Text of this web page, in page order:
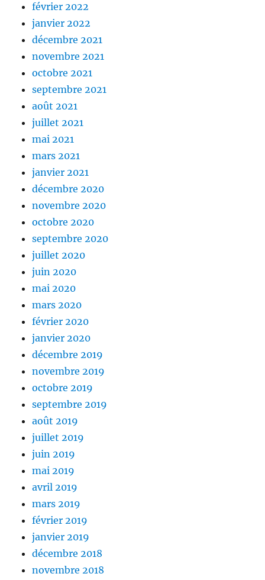
février 2022
janvier 2022
décembre 2021
novembre 2021
octobre 2021
septembre 2021
août 2021
juillet 2021
mai 2021
mars 2021
janvier 2021
décembre 2020
novembre 2020
octobre 2020
septembre 2020
juillet 2020
juin 2020
mai 2020
mars 2020
février 2020
janvier 2020
décembre 2019
novembre 2019
octobre 2019
septembre 2019
août 2019
juillet 2019
juin 2019
mai 2019
avril 2019
mars 2019
février 2019
janvier 2019
décembre 2018
novembre 2018